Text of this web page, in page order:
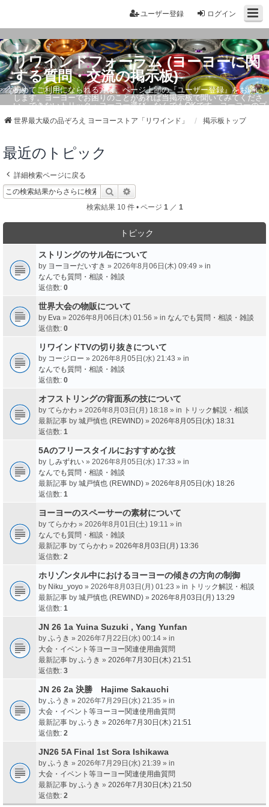
ログイン
ユーザー登録
リワインドフォーラム (ヨーヨーに関
する質問・交流の掲示板)
初めてご利用になられる方は、ページ上部の『ユーザー登録』をお願い
します。ヨーヨーでお困りのことがあれば当掲示板で聞いてみてくださ
い。できないトリック・ヨーヨー選び、なんでもOKです。ヨーヨーのプ
世界最大級の品ぞろえ ヨーヨーストア「リワインド」 掲示板トップ
最近のトピック
詳細検索ページに戻る
検索
検索結果 10 件 • ページ 1 ／ 1
トピック
ストリングのサル缶について
by ヨーヨーだいすき » 2026年8月06日(木) 09:49 » in
なんでも質問・相談・雑談
返信数: 0
世界大会の物販について
by Eva » 2026年8月06日(木) 01:56 » in なんでも質問・相談・雑談
返信数: 0
リワインドTVの切り抜きについて
by コージロー » 2026年8月05日(水) 21:43 » in
なんでも質問・相談・雑談
返信数: 0
オフストリングの背面系の技について
by てらかわ » 2026年8月03日(月) 18:18 » in トリック解説・相談
最新記事 by 城戸慎也 (REWIND) » 2026年8月05日(水) 18:31
返信数: 1
5Aのフリースタイルにおすすめな技
by しみずれい » 2026年8月05日(水) 17:33 » in
なんでも質問・相談・雑談
最新記事 by 城戸慎也 (REWIND) » 2026年8月05日(水) 18:26
返信数: 1
ヨーヨーのスペーサーの素材について
by てらかわ » 2026年8月01日(土) 19:11 » in
なんでも質問・相談・雑談
最新記事 by てらかわ » 2026年8月03日(月) 13:36
返信数: 2
ホリゾンタル中におけるヨーヨーの傾きの方向の制御
by Niku_yoyo » 2026年8月03日(月) 01:23 » in トリック解説・相談
最新記事 by 城戸慎也 (REWIND) » 2026年8月03日(月) 13:29
返信数: 1
JN 26 1a Yuina Suzuki , Yang Yunfan
by ふうき » 2026年7月22日(水) 00:14 » in
大会・イベント等ヨーヨー関連使用曲質問
最新記事 by ふうき » 2026年7月30日(木) 21:51
返信数: 3
JN 26 2a 決勝 Hajime Sakauchi
by ふうき » 2026年7月29日(水) 21:35 » in
大会・イベント等ヨーヨー関連使用曲質問
最新記事 by ふうき » 2026年7月30日(木) 21:51
返信数: 2
JN26 5A Final 1st Sora Ishikawa
by ふうき » 2026年7月29日(水) 21:39 » in
大会・イベント等ヨーヨー関連使用曲質問
最新記事 by ふうき » 2026年7月30日(木) 21:50
返信数: 2